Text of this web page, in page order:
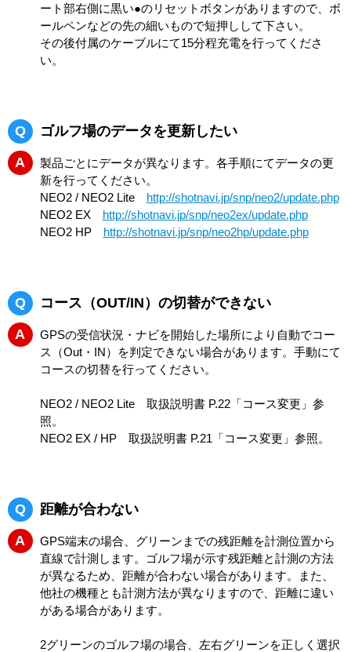
ート部右側に黒い●のリセットボタンがありますので、ボ
ールペンなどの先の細いもので短押しして下さい。
その後付属のケーブルにて15分程充電を行ってくださ
い。
Q
ゴルフ場のデータを更新したい
A
製品ごとにデータが異なります。各手順にてデータの更
新を行ってください。
NEO2 / NEO2 Lite http://shotnavi.jp/snp/neo2/update.php
NEO2 EX http://shotnavi.jp/snp/neo2ex/update.php
NEO2 HP http://shotnavi.jp/snp/neo2hp/update.php
Q
コース（OUT/IN）の切替ができない
A
GPSの受信状況・ナビを開始した場所により自動でコー
ス（Out・IN）を判定できない場合があります。手動にて
コースの切替を行ってください。
NEO2 / NEO2 Lite 取扱説明書 P.22「コース変更」参
照。
NEO2 EX / HP 取扱説明書 P.21「コース変更」参照。
Q
距離が合わない
A
GPS端末の場合、グリーンまでの残距離を計測位置から
直線で計測します。ゴルフ場が示す残距離と計測の方法
が異なるため、距離が合わない場合があります。また、
他社の機種とも計測方法が異なりますので、距離に違い
がある場合があります。
2グリーンのゴルフ場の場合、左右グリーンを正しく選択